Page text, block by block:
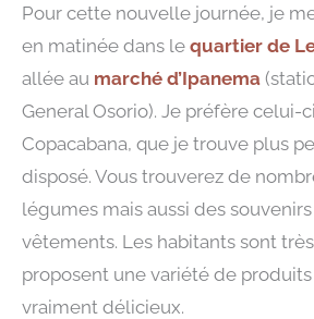
Pour cette nouvelle journée, je
en matinée dans le quartier de
allée au marché d’Ipanema
General Osorio). Je préfère celui-
Copacabana, que je trouve plus
disposé. Vous trouverez de
légumes mais aussi des
vêtements. Les habitants sont
proposent une variété de
vraiment délicieux.